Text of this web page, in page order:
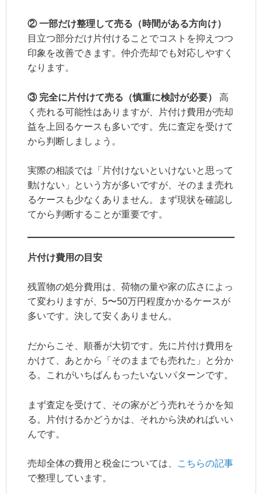
② 一部だけ整理して売る（時間がある方向け）
目立つ部分だけ片付けることでコストを抑えつつ
印象を改善できます。仲介売却でも対応しやすく
なります。
③ 完全に片付けて売る（慎重に検討が必要）
高
く売れる可能性はありますが、片付け費用が売却
益を上回るケースも多いです。先に査定を受けて
から判断しましょう。
実際の相談では「片付けないといけないと思って
動けない」という方が多いですが、そのまま売れ
るケースも少なくありません。まず現状を確認し
てから判断することが重要です。
片付け費用の目安
残置物の処分費用は、荷物の量や家の広さによっ
て変わりますが、5〜50万円程度かかるケースが
多いです。決して安くありません。
だからこそ、順番が大切です。先に片付け費用を
かけて、あとから「そのままでも売れた」と分か
る。これがいちばんもったいないパターンです。
まず査定を受けて、その家がどう売れそうかを知
る。片付けるかどうかは、それから決めればいい
んです。
売却全体の費用と税金については、
こちらの記事
で整理しています。